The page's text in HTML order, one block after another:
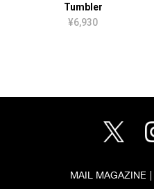
Tumbler
¥6,930
MAIL MAGAZINE